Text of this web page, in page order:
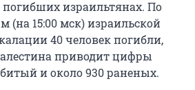
израильтянах. По
15:00 мск) израильской
40 человек погибли,
приводит цифры
и около 930 раненых.